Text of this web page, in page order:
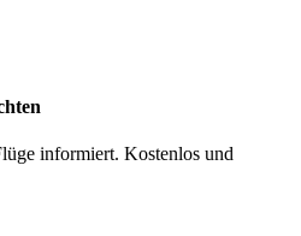
informiert. Kostenlos und